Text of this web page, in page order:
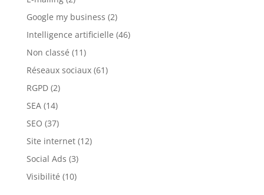
Google my business (2)
Intelligence artificielle (46)
Non classé (11)
Réseaux sociaux(61)
RGPD(2)
SEA(14)
SEO (37)
Site internet(12)
Social Ads (3)
Visibilité (10)